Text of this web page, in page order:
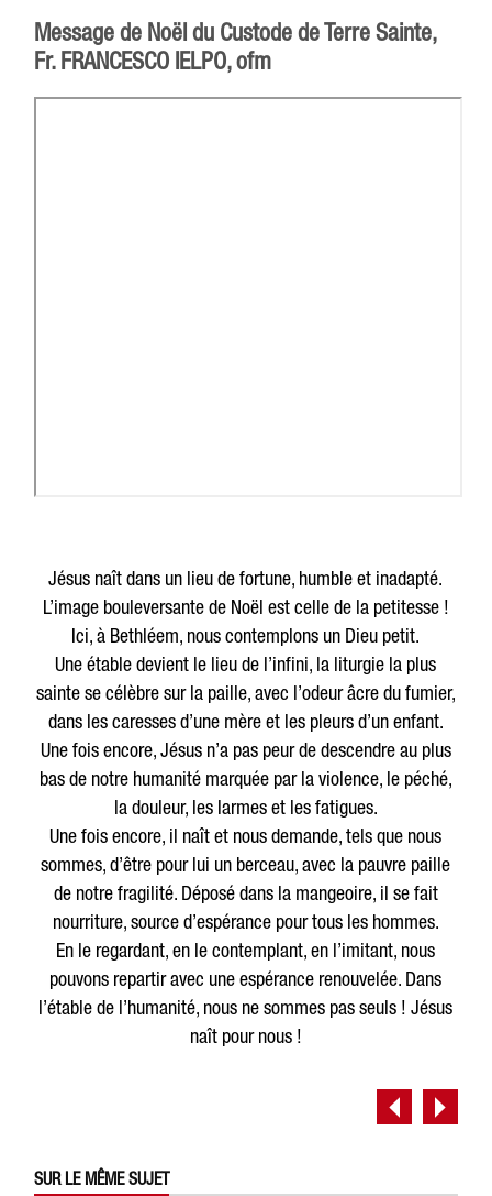
Message de Noël du Custode de Terre Sainte,
Fr. FRANCESCO IELPO, ofm
Jésus naît dans un lieu de fortune, humble et inadapté.
L’image bouleversante de Noël est celle de la petitesse !
Ici, à Bethléem, nous contemplons un Dieu petit.
Une étable devient le lieu de l’infini, la liturgie la plus
sainte se célèbre sur la paille, avec l’odeur âcre du fumier,
dans les caresses d’une mère et les pleurs d’un enfant.
Une fois encore, Jésus n’a pas peur de descendre au plus
bas de notre humanité marquée par la violence, le péché,
la douleur, les larmes et les fatigues.
Une fois encore, il naît et nous demande, tels que nous
sommes, d’être pour lui un berceau, avec la pauvre paille
de notre fragilité. Déposé dans la mangeoire, il se fait
nourriture, source d’espérance pour tous les hommes.
En le regardant, en le contemplant, en l’imitant, nous
pouvons repartir avec une espérance renouvelée. Dans
l’étable de l’humanité, nous ne sommes pas seuls ! Jésus
naît pour nous !
SUR LE MÊME SUJET